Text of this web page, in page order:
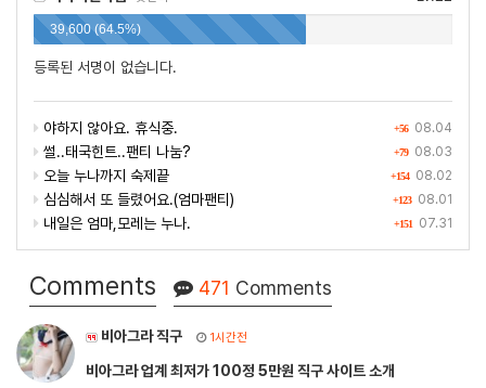
39,600 (64.5%)
등록된 서명이 없습니다.
+56 08.04
야하지 않아요. 휴식중.
+79 08.03
썰..태국힌트..팬티 나눔?
+154 08.02
오늘 누나까지 숙제끝
+123 08.01
심심해서 또 들렸어요.(엄마팬티)
+151 07.31
내일은 엄마,모레는 누나.
Comments 471 Comments
비아그라 직구 1시간전
비아그라 업계 최저가 100정 5만원 직구 사이트 소개